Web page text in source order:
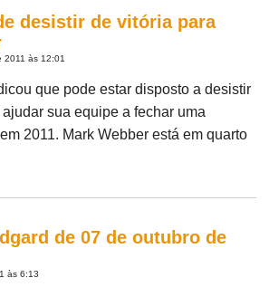
desistir de vitória para
2011 às 12:01
que pode estar disposto a desistir
sua equipe a fechar uma
2011. Mark Webber está em quarto
de 07 de outubro de
às 6:13